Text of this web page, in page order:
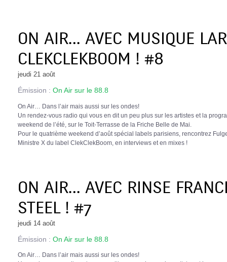
ON AIR… AVEC MUSIQUE
CLEKCLEKBOOM ! #8
jeudi 21 août
Émission : On Air sur le 88.8
On Air… Dans l’air mais aussi sur les ondes!
Un rendez-vous radio qui vous en dit un peu plus sur les artistes et la
weekend de l’été, sur le Toit-Terrasse de la Friche Belle de Mai.
Pour le quatrième weekend d’août spécial labels parisiens, rencontrez
Ministre X du label ClekClekBoom, en interviews et en mixes !
ON AIR… AVEC RINSE
STEEL ! #7
jeudi 14 août
Émission : On Air sur le 88.8
On Air… Dans l’air mais aussi sur les ondes!